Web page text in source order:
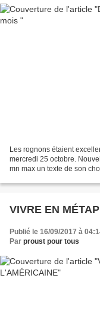
Les rognons étaient
mercredi 25 octobre.
mn max un texte de son
VIVRE EN
Publié le 16/09/2017 à
Par proust pour tous